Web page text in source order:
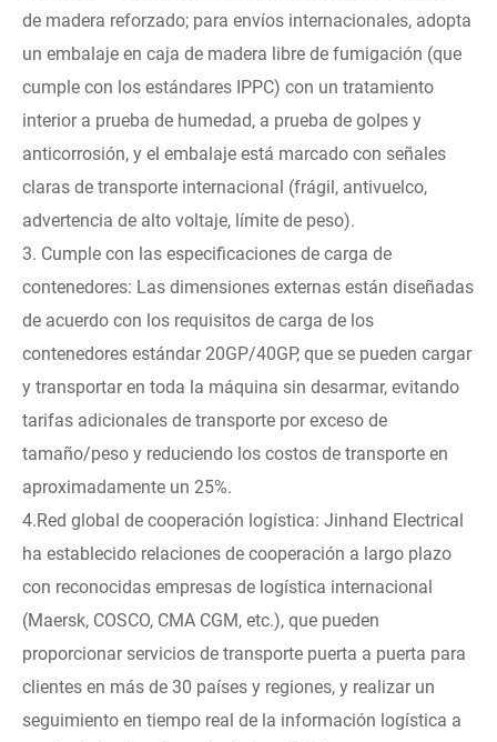
de madera reforzado; para envíos internacionales, adopta
un embalaje en caja de madera libre de fumigación (que
cumple con los estándares IPPC) con un tratamiento
interior a prueba de humedad, a prueba de golpes y
anticorrosión, y el embalaje está marcado con señales
claras de transporte internacional (frágil, antivuelco,
advertencia de alto voltaje, límite de peso).
3. Cumple con las especificaciones de carga de
contenedores: Las dimensiones externas están diseñadas
de acuerdo con los requisitos de carga de los
contenedores estándar 20GP/40GP, que se pueden cargar
y transportar en toda la máquina sin desarmar, evitando
tarifas adicionales de transporte por exceso de
tamaño/peso y reduciendo los costos de transporte en
aproximadamente un 25%.
4.Red global de cooperación logística: Jinhand Electrical
ha establecido relaciones de cooperación a largo plazo
con reconocidas empresas de logística internacional
(Maersk, COSCO, CMA CGM, etc.), que pueden
proporcionar servicios de transporte puerta a puerta para
clientes en más de 30 países y regiones, y realizar un
seguimiento en tiempo real de la información logística a